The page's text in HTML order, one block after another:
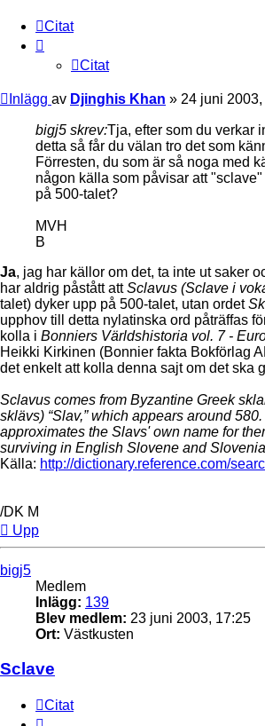
Citat
Citat
Inlägg av Djinghis Khan » 24 juni
bigj5 skrev:Tja, efter som du verkar
detta så får du välan tro det som
Förresten, du som är så noga med
någon källa som påvisar att
på 500-talet?
MVH
B
Ja, jag har källor om det, ta inte ut saker
har aldrig påstått attSclavus (Sclave i
talet) dyker upp på 500-talet, utan ordet
upphov till detta nylatinska ord påträffas
kolla i Bonniers Världshistoria vol. 7 -
Heikki Kirkinen (Bonnier fakta Bokförlag
det enkelt att kolla denna sajt om det ska
Sclavus comes from Byzantine Greek
sklävs) “Slav,” which appears around
approximates the Slavs' own name for
surviving in English Slovene and
Källa: http://dictionary.reference.com/
/DK M
Upp
bigj5
Medlem
Inlägg: 139
Blev medlem: 23 juni 2003, 17:25
Ort: Västkusten
Sclave
Citat